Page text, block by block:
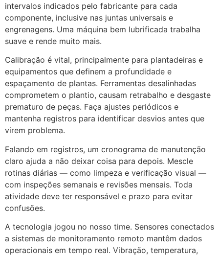
intervalos indicados pelo fabricante para cada
componente, inclusive nas juntas universais e
engrenagens. Uma máquina bem lubrificada trabalha
suave e rende muito mais.
Calibração é vital, principalmente para plantadeiras e
equipamentos que definem a profundidade e
espaçamento de plantas. Ferramentas desalinhadas
comprometem o plantio, causam retrabalho e desgaste
prematuro de peças. Faça ajustes periódicos e
mantenha registros para identificar desvios antes que
virem problema.
Falando em registros, um cronograma de manutenção
claro ajuda a não deixar coisa para depois. Mescle
rotinas diárias — como limpeza e verificação visual —
com inspeções semanais e revisões mensais. Toda
atividade deve ter responsável e prazo para evitar
confusões.
A tecnologia jogou no nosso time. Sensores conectados
a sistemas de monitoramento remoto mantêm dados
operacionais em tempo real. Vibração, temperatura,